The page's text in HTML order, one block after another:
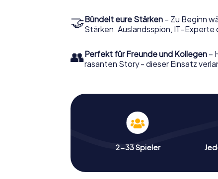
🤝Bündelt eure Stärken – Zu Beginn
Stärken. Auslandsspion, IT-Experte
👥Perfekt für Freunde und Kollegen –
rasanten Story - dieser Einsatz
2-33 Spieler